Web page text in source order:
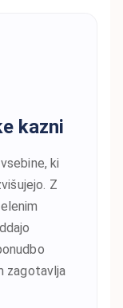
kazni
ki
Z
zagotavlja